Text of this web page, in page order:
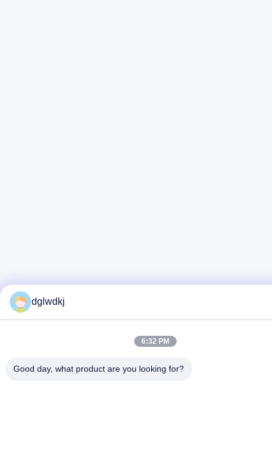
dglwdkj
6:32 PM
Good day, what product are you looking for?